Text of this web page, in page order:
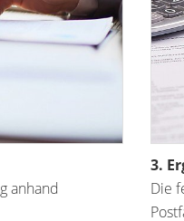
anhand
3.
Die